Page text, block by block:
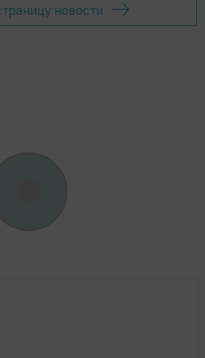
новости